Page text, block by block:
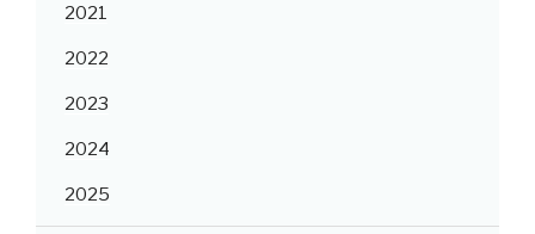
2021
2022
2023
2024
2025